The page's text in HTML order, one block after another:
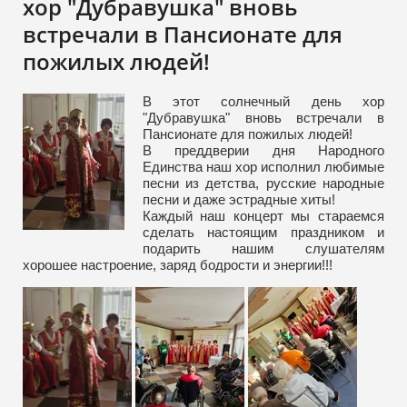
хор "Дубравушка" вновь
встречали в Пансионате для
пожилых людей!
В этот солнечный день хор
"Дубравушка" вновь встречали в
Пансионате для пожилых людей!
В преддверии дня Народного
Единства наш хор исполнил любимые
песни из детства, русские народные
песни и даже эстрадные хиты!
Каждый наш концерт мы стараемся
сделать настоящим праздником и
подарить нашим слушателям
хорошее настроение, заряд бодрости и энергии!!!